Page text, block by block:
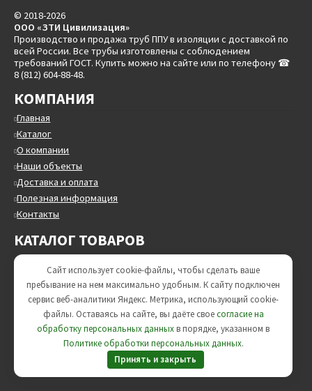
© 2018-2026
ООО «ЗТИ Цивилизация»
Производство и продажа труб ППУ в изоляции с доставкой по
всей России. Все трубы изготовлены с соблюдением
требований ГОСТ. Купить можно на сайте или по телефону ☎
8 (812) 604-88-48.
КОМПАНИЯ
Главная
Каталог
О компании
Наши объекты
Доставка и оплата
Полезная информация
Контакты
КАТАЛОГ ТОВАРОВ
Трубы стальные круглые
Трубы в ППУ
Трубы в ВУС изоляции
Опоры трубопроводов
ЖБИ изделия
Минераловатные цилиндры
Трубопроводная арматура
Сайт использует cookie-файлы, чтобы сделать ваше
пребывание на нем максимально удобным. К cайту подключен
сервис веб-аналитики Яндекс. Метрика, использующий cookie-
файлы. Оставаясь на сайте, вы даёте своесогласие на
обработку персональных данныхв порядке, указанном в
Политике обработки персональных данных.
Принять и закрыть